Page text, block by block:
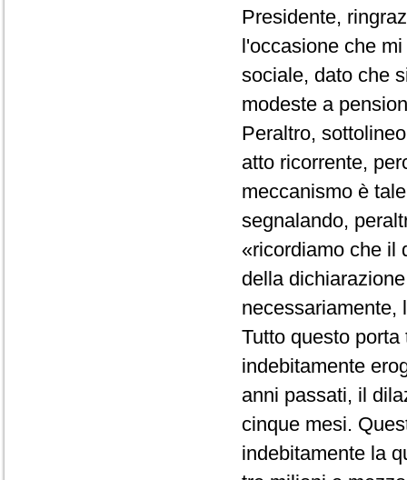
Presidente,
l'occasione che
sociale, dato che
modeste a
Peraltro,
atto ricorrente,
meccanismo è
segnalando,
«ricordiamo che il
della
Tutto questo
indebitamente
anni passati, il
cinque mesi.
indebitamente la